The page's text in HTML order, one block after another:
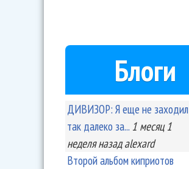
Блоги
ДИВИЗОР: Я еще не заходил
так далеко за... 1 месяц 1
неделяназад alexard
Второй альбом киприотов